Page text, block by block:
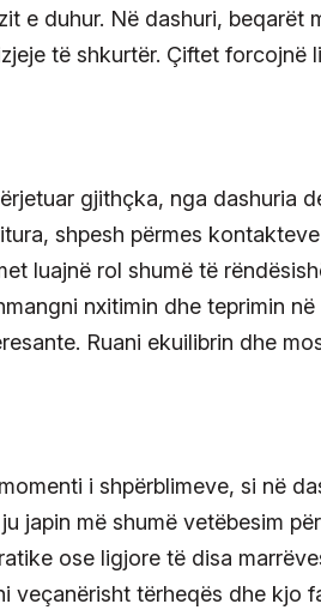
e duhur. Në dashuri, beqarët
të shkurtër. Çiftet forcojnë
gjithçka, nga dashuria
shpesh përmes
luajnë rol shumë të
nxitimin dhe teprimin
Ruani ekuilibrin dhe
i shpërblimeve, si në
japin më shumë vetëbesim
ose ligjore të disa
veçanërisht tërheqës dhe kjo